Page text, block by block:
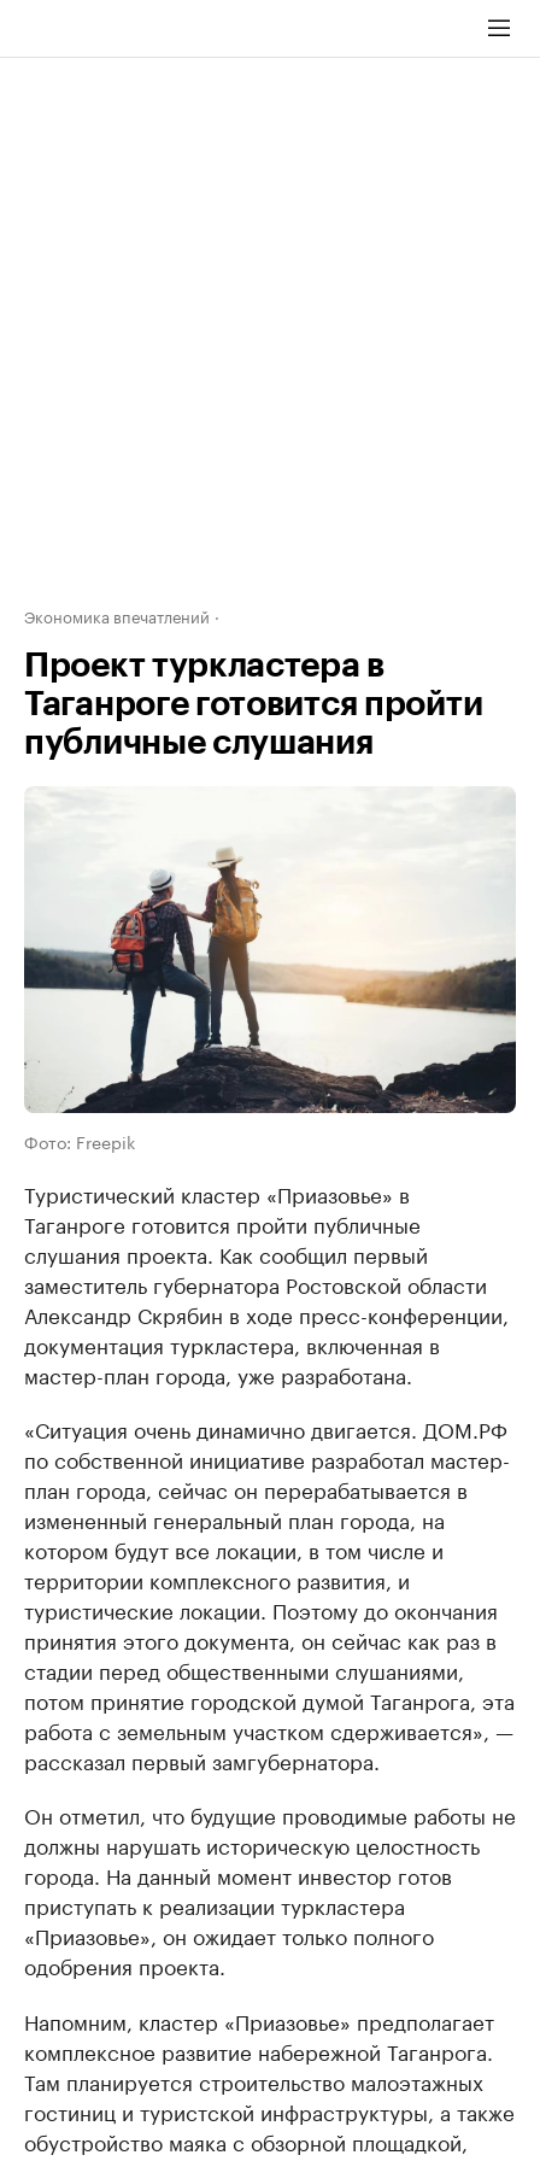
Экономика впечатлений
Проект туркластера в
Таганроге готовится пройти
публичные слушания
Фото: Freepik
Туристический кластер «Приазовье» в
Таганроге готовится пройти публичные
слушания проекта. Как сообщил первый
заместитель губернатора Ростовской области
Александр Скрябин в ходе пресс-конференции,
документация туркластера, включенная в
мастер-план города, уже разработана.
«Ситуация очень динамично двигается. ДОМ.РФ
по собственной инициативе разработал мастер-
план города, сейчас он перерабатывается в
измененный генеральный план города, на
котором будут все локации, в том числе и
территории комплексного развития, и
туристические локации. Поэтому до окончания
принятия этого документа, он сейчас как раз в
стадии перед общественными слушаниями,
потом принятие городской думой Таганрога, эта
работа с земельным участком сдерживается», —
рассказал первый замгубернатора.
Он отметил, что будущие проводимые работы не
должны нарушать историческую целостность
города. На данный момент инвестор готов
приступать к реализации туркластера
«Приазовье», он ожидает только полного
одобрения проекта.
Напомним, кластер «Приазовье» предполагает
комплексное развитие набережной Таганрога.
Там планируется строительство малоэтажных
гостиниц и туристской инфраструктуры, а также
обустройство маяка с обзорной площадкой,